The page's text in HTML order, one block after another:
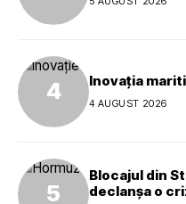
Inovația
4 AUGUST 2026
Blocajul din
declanșa o